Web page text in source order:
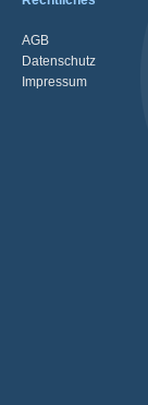
AGB
Datenschutz
Impressum